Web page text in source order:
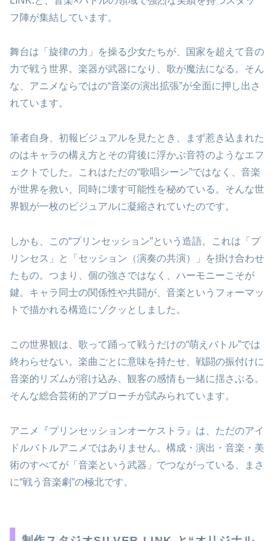
フ陣が集結しています。
舞台は「旋律の力」を操る少女たちが、国家を超えて音の
力で戦う世界。楽器が武器になり、歌が魔法になる。そん
な、アニメならではの“音楽の演出拡張”が全面に押し出さ
れています。
筆者自身、初報ビジュアルを見たとき、まず惹き込まれた
のはキャラの構え方とその背後に浮かぶ音符のようなエフ
ェクトでした。これはただの“歌唱シーン”ではなく、音楽
が世界を救い、同時に壊す可能性を秘めている。そんな世
界観が一枚のビジュアルに凝縮されていたのです。
しかも、この“プリンセッション”という造語。これは「プ
リンセス」と「セッション（演奏の共演）」を掛け合わせ
たもの。つまり、個の強さではなく、ハーモニーこそが
鍵。キャラ同士の関係性や共闘が、音楽というフォーマッ
トで描かれる構造にゾクッとしました。
この世界観は、歌って踊って戦うだけの“萌えバトル”では
終わらせない。楽曲ごとに意味を持たせ、戦闘の振付けに
音楽的リズムが溶け込み、観客の感情も一緒に揺さぶる。
そんな総合芸術的アプローチが試みられています。
アニメ『プリンセッションオーケストラ』は、ただのアイ
ドルバトルアニメではありません。構成・演出・音楽・美
術のすべてが「音楽という武器」でつながっている、まさ
に“戦う音楽劇”の極北です。